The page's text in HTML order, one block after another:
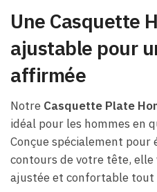
Une Casquette
ajustable pour
affirmée
Notre Casquette Plate
idéal pour les hommes en
Conçue spécialement
contours de votre tête,
ajustée et confortable tout